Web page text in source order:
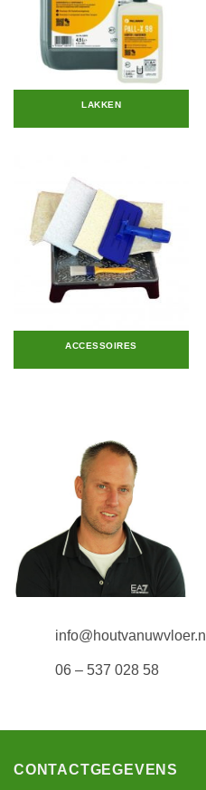
LAKKEN
ACCESSOIRES
info@houtvanuwvloer.nl
06 – 537 028 58
CONTACTGEGEVENS